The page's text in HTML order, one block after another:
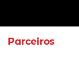
Parceiros